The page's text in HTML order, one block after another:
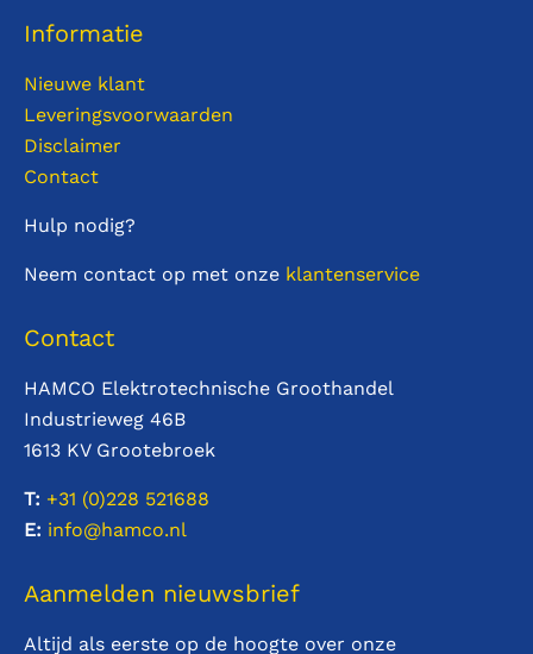
Informatie
Nieuwe klant
Leveringsvoorwaarden
Disclaimer
Contact
Hulp nodig?
Neem contact op met onze klantenservice
Contact
HAMCO Elektrotechnische Groothandel
Industrieweg 46B
1613 KV Grootebroek
T: +31 (0)228 521688
E: info@hamco.nl
Aanmelden nieuwsbrief
Altijd als eerste op de hoogte over onze